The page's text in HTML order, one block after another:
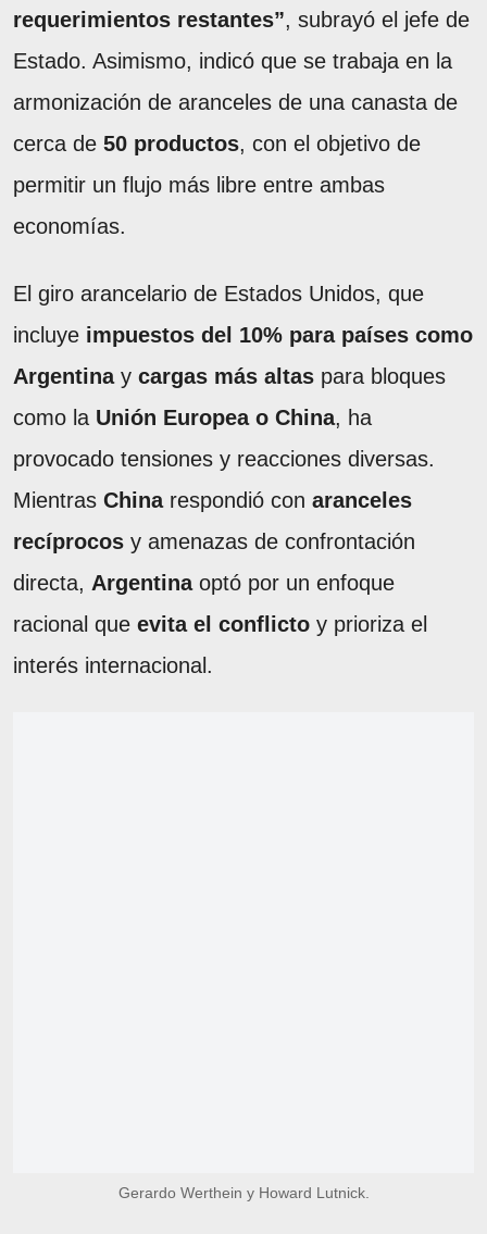
requerimientos restantes”, subrayó el jefe de
Estado. Asimismo, indicó que se trabaja en la
armonización de aranceles de una canasta de
cerca de 50 productos, con el objetivo de
permitir un flujo más libre entre ambas
economías.
El giro arancelario de Estados Unidos, que
incluye impuestos del 10% para países como
Argentinay cargas más altas para bloques
como la Unión Europea o China, ha
provocado tensiones y reacciones diversas.
Mientras China respondió con aranceles
recíprocos y amenazas de confrontación
directa, Argentina optó por un enfoque
racional que evita el conflicto y prioriza el
interés internacional.
Gerardo Werthein y Howard Lutnick.